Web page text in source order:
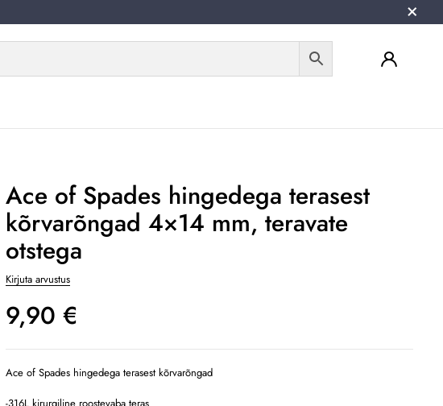
Ace of Spades hingedega terasest
kõrvarõngad 4×14 mm, teravate
otstega
Kirjuta arvustus
9,90 €
Ace of Spades hingedega terasest kõrvarõngad